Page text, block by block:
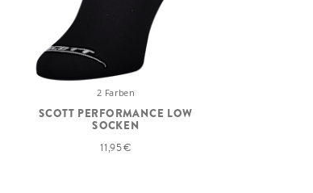
2 Farben
SCOTT PERFORMANCE LOW
SOCKEN
11,95 €